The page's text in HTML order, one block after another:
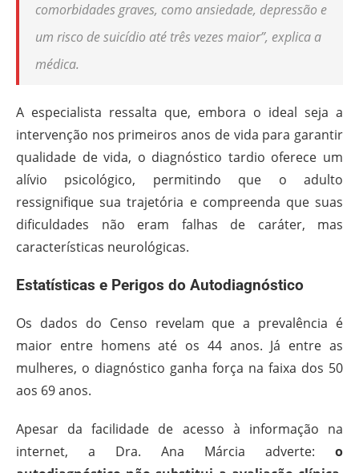
comorbidades graves, como ansiedade, depressão e
um risco de suicídio até três vezes maior”, explica a
médica.
A especialista ressalta que, embora o ideal seja a
intervenção nos primeiros anos de vida para garantir
qualidade de vida, o diagnóstico tardio oferece um
alívio psicológico, permitindo que o adulto
ressignifique sua trajetória e compreenda que suas
dificuldades não eram falhas de caráter, mas
características neurológicas.
Estatísticas e Perigos do Autodiagnóstico
Os dados do Censo revelam que a prevalência é
maior entre homens até os 44 anos. Já entre as
mulheres, o diagnóstico ganha força na faixa dos 50
aos 69 anos.
Apesar da facilidade de acesso à informação na
internet, a Dra. Ana Márcia adverte: o